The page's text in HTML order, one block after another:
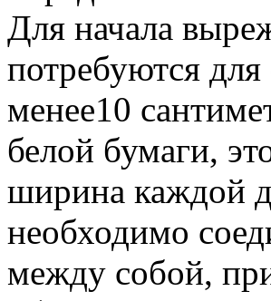
Для начала
потребуются
менее10
белой бумаги,
ширина каждой
необходимо
между собой,